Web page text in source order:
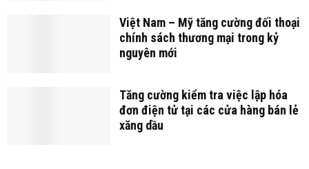
Việt Nam – Mỹ tăng cường đối thoại
chính sách thương mại trong kỷ
nguyên mới
Tăng cường kiểm tra việc lập hóa
đơn điện tử tại các cửa hàng bán lẻ
xăng dầu